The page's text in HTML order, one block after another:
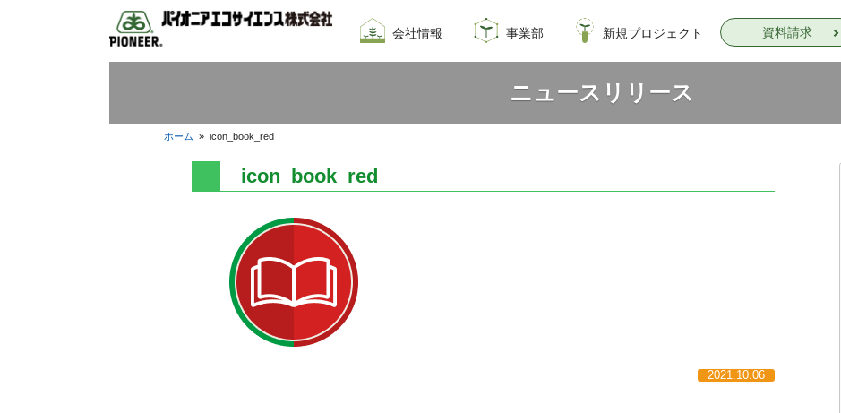
会社情報
会社概要
我々のイノベーション
採用情報
事業部
飼料・穀物種子事業部
園芸種子部
芝生事業部
新規プロジェクト
サナテックシード
青空トマト学園
公式オンラインショップ
PsEco
子実コーンNAVI
資料請求
ニュースリリース
ホーム »icon_book_red
icon_book_red
2021.10.06